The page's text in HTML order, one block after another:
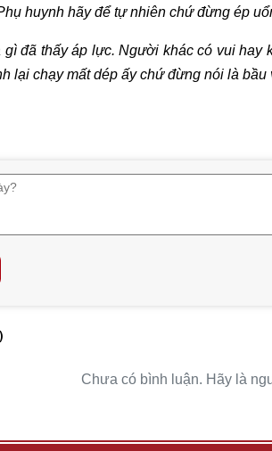
huynh hãy để tự nhiên chứ đừng ép
gì đã thấy áp lực. Người khác có vui hay
lại chạy mất dép ấy chứ đừng nói là bầu
)
Chưa có bình luận. Hãy là